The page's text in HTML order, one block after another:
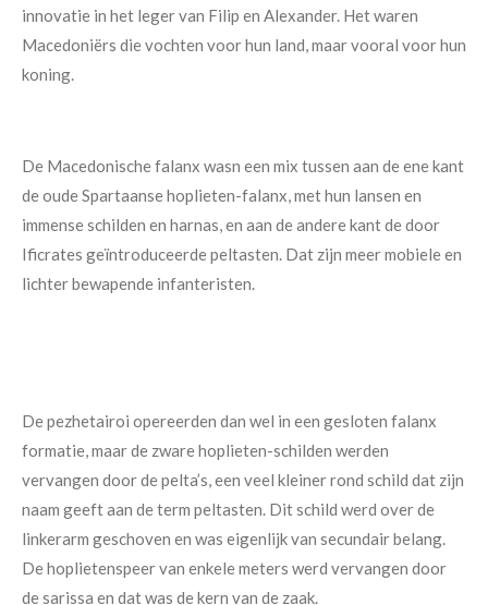
innovatie in het leger van Filip en Alexander. Het waren
Macedoniërs die vochten voor hun land, maar vooral voor hun
koning.
De Macedonische falanx wasn een mix tussen aan de ene kant
de oude Spartaanse hoplieten-falanx, met hun lansen en
immense schilden en harnas, en aan de andere kant de door
Ificrates geïntroduceerde peltasten. Dat zijn meer mobiele en
lichter bewapende infanteristen.
De pezhetairoi opereerden dan wel in een gesloten falanx
formatie, maar de zware hoplieten-schilden werden
vervangen door de pelta’s, een veel kleiner rond schild dat zijn
naam geeft aan de term peltasten. Dit schild werd over de
linkerarm geschoven en was eigenlijk van secundair belang.
De hoplietenspeer van enkele meters werd vervangen door
de sarissa en dat was de kern van de zaak.